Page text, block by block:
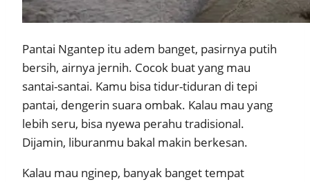
Pantai Ngantep itu adem banget, pasirnya putih
bersih, airnya jernih. Cocok buat yang mau
santai-santai. Kamu bisa tidur-tiduran di tepi
pantai, dengerin suara ombak. Kalau mau yang
lebih seru, bisa nyewa perahu tradisional.
Dijamin, liburanmu bakal makin berkesan.
Kalau mau nginep, banyak banget tempat